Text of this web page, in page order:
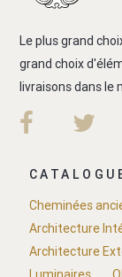
Le plus grand
grand choix
livraisons dans le
Cheminées
Architecture
Architecture